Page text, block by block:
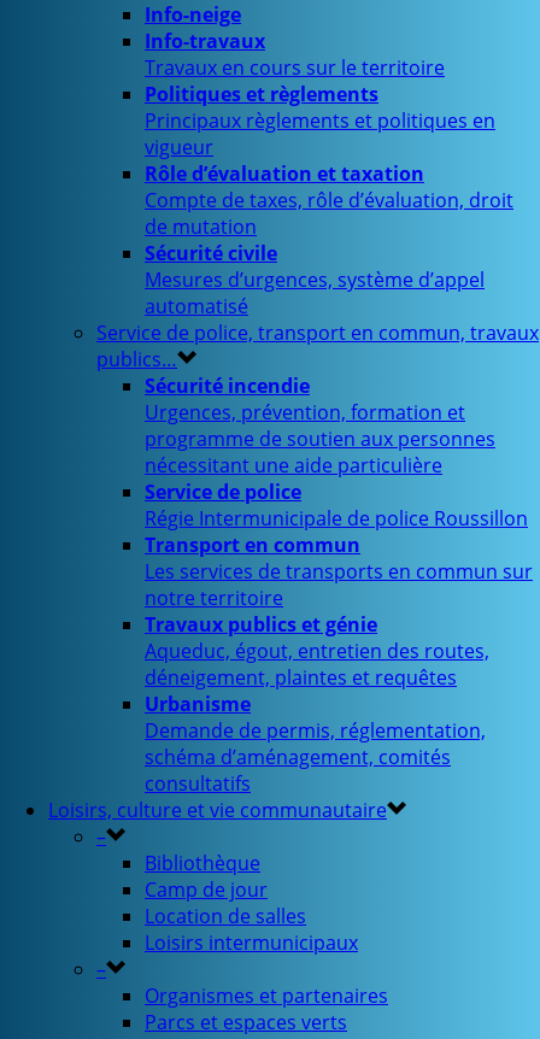
Info-neige
Info-travaux
Travaux en cours sur le territoire
Politiques et règlements
Principaux règlements et politiques en
vigueur
Rôle d’évaluation et taxation
Compte de taxes, rôle d’évaluation, droit
de mutation
Sécurité civile
Mesures d’urgences, système d’appel
automatisé
Service de police, transport en commun, travaux
publics…
Sécurité incendie
Urgences, prévention, formation et
programme de soutien aux personnes
nécessitant une aide particulière
Service de police
Régie Intermunicipale de police Roussillon
Transport en commun
Les services de transports en commun sur
notre territoire
Travaux publics et génie
Aqueduc, égout, entretien des routes,
déneigement, plaintes et requêtes
Urbanisme
Demande de permis, réglementation,
schéma d’aménagement, comités
consultatifs
Loisirs, culture et vie communautaire
–
Bibliothèque
Camp de jour
Location de salles
Loisirs intermunicipaux
–
Organismes et partenaires
Parcs et espaces verts